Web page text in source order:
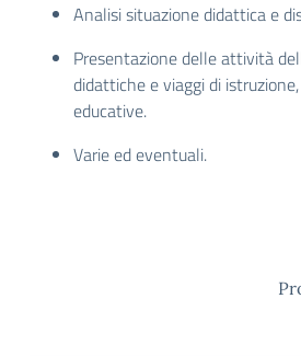
Analisi situazione didattica e
Presentazione delle attività
didattiche e viaggi di
educative.
Varie ed eventuali.
Il